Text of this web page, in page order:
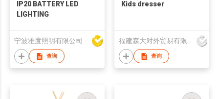
IP20 BATTERY LED
LIGHTING
宁波雅度照明有限公司
查询
Kids dresser
查询